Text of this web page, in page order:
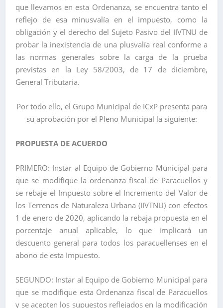
que llevamos en esta Ordenanza, se encuentra tanto el
reflejo de esa minusvalía en el impuesto, como la
obligación y el derecho del Sujeto Pasivo del IIVTNU de
probar la inexistencia de una plusvalía real conforme a
las normas generales sobre la carga de la prueba
previstas en la Ley 58/2003, de 17 de diciembre,
General Tributaria.
Por todo ello, el Grupo Municipal de ICxP presenta para
su aprobación por el Pleno Municipal la siguiente:
PROPUESTA DE ACUERDO
PRIMERO: Instar al Equipo de Gobierno Municipal para
que se modifique la ordenanza fiscal de Paracuellos y
se rebaje el Impuesto sobre el Incremento del Valor de
los Terrenos de Naturaleza Urbana (IIVTNU) con efectos
1 de enero de 2020, aplicando la rebaja propuesta en el
porcentaje anual aplicable, lo que implicará un
descuento general para todos los paracuellenses en el
abono de esta Impuesto.
SEGUNDO: Instar al Equipo de Gobierno Municipal para
que se modifique esta Ordenanza fiscal de Paracuellos
y se acepten los supuestos reflejados en la modificación